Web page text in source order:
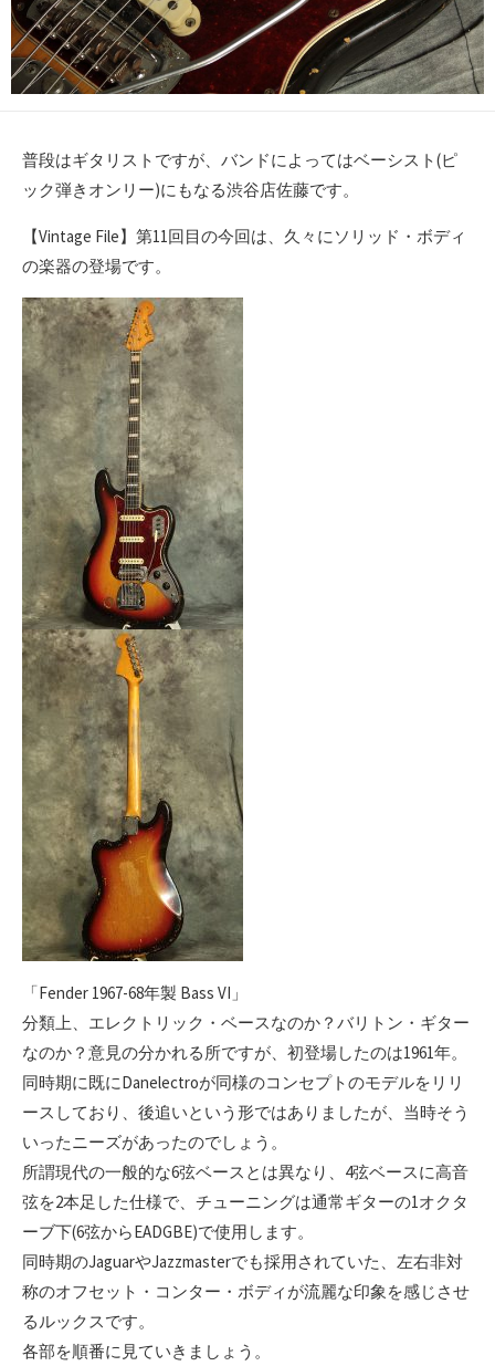
普段はギタリストですが、バンドによってはベーシスト(ピ
ック弾きオンリー)にもなる渋谷店佐藤です。
【Vintage File】第11回目の今回は、久々にソリッド・ボディ
の楽器の登場です。
「Fender 1967-68年製 Bass VI」
分類上、エレクトリック・ベースなのか？バリトン・ギター
なのか？意見の分かれる所ですが、初登場したのは1961年。
同時期に既にDanelectroが同様のコンセプトのモデルをリリ
ースしており、後追いという形ではありましたが、当時そう
いったニーズがあったのでしょう。
所謂現代の一般的な6弦ベースとは異なり、4弦ベースに高音
弦を2本足した仕様で、チューニングは通常ギターの1オクタ
ーブ下(6弦からEADGBE)で使用します。
同時期のJaguarやJazzmasterでも採用されていた、左右非対
称のオフセット・コンター・ボディが流麗な印象を感じさせ
るルックスです。
各部を順番に見ていきましょう。